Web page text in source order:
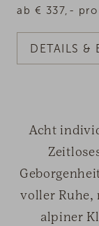
Das ist Ihr
wahrer DAS
ab € 337,-
DETAILS &
Acht
voller
alpiner